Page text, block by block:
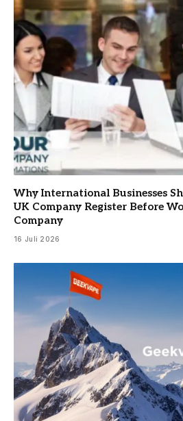
Why International Businesses
UK Company Register Before
Company
16 Juli 2026